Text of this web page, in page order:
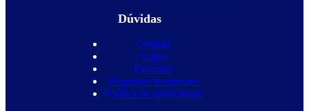
Dúvidas
Contato
Vagas
Parcerias
Perguntas frequentes
Política de privacidade